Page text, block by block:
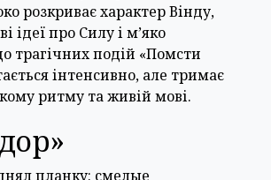
розкриває характер Вінду,
ідеї про Силу і м’яко
трагічних подій «Помсти
інтенсивно, але тримає
ритму та живій мові.